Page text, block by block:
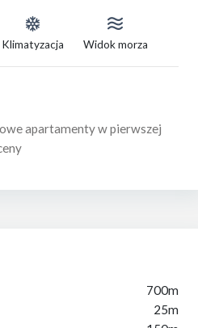
Klimatyzacja Widok morza
apartamenty w pierwszej
700m
25m